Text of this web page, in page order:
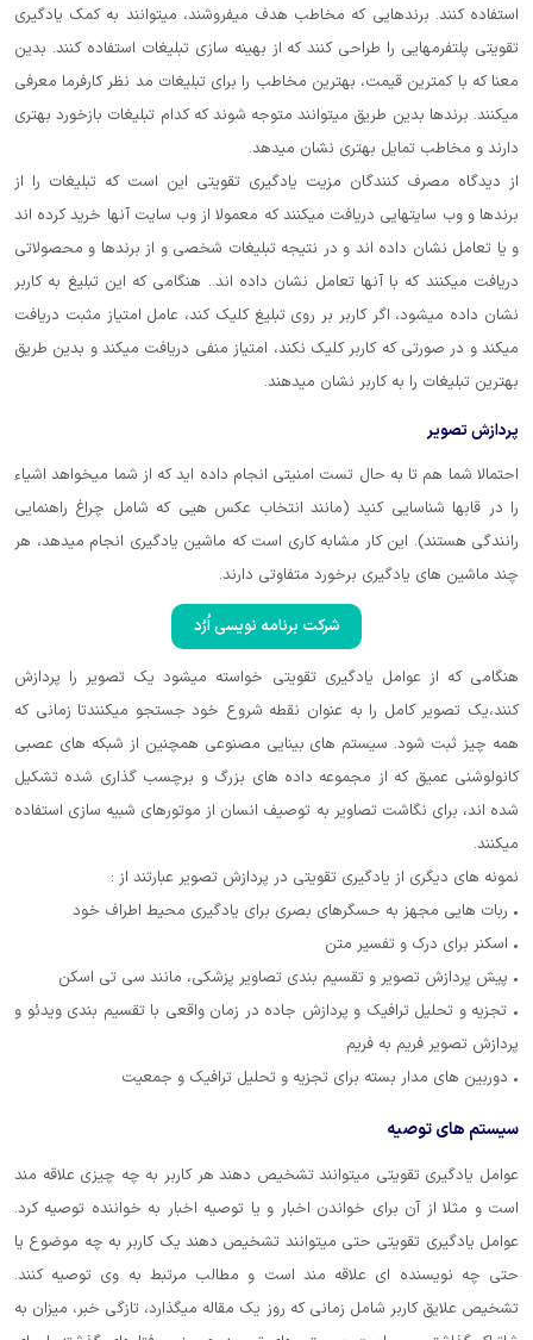
استفاده کنند. برندهایی که مخاطب هدف میفروشند، میتوانند به کمک یادگیری
تقویتی پلتفرمهایی را طراحی کنند که از بهینه سازی تبلیغات استفاده کنند. بدین
معنا که با کمترین قیمت، بهترین مخاطب را برای تبلیغات مد نظر کارفرما معرفی
میکنند. برندها بدین طریق میتوانند متوجه شوند که کدام تبلیغات بازخورد بهتری
دارند و مخاطب تمایل بهتری نشان میدهد.
از دیدگاه مصرف کنندگان مزیت یادگیری تقویتی این است که تبلیغات را از
برندها و وب سایتهایی دریافت میکنند که معمولا از وب سایت آنها خرید کرده اند
و یا تعامل نشان داده اند و در نتیجه تبلیغات شخصی و از برندها و محصولاتی
دریافت میکنند که با آنها تعامل نشان داده اند.. هنگامی که این تبلیغ به کاربر
نشان داده میشود، اگر کاربر بر روی تبلیغ کلیک کند، عامل امتیاز مثبت دریافت
میکند و در صورتی که کاربر کلیک نکند، امتیاز منفی دریافت میکند و بدین طریق
بهترین تبلیغات را به کاربر نشان میدهند.
پردازش تصویر
احتمالا شما هم تا به حال تست امنیتی انجام داده اید که از شما میخواهد اشیاء
را در قابها شناسایی کنید (مانند انتخاب عکس هیی که شامل چراغ راهنمایی
رانندگی هستند). این کار مشابه کاری است که ماشین یادگیری انجام میدهد، هر
چند ماشین های یادگیری برخورد متفاوتی دارند.
شرکت برنامه نویسی اُرُد
هنگامی که از عوامل یادگیری تقویتی خواسته میشود یک تصویر را پردازش
کنند،یک تصویر کامل را به عنوان نقطه شروع خود جستجو میکنندتا زمانی که
همه چیز ثبت شود. سیستم های بینایی مصنوعی همچنین از شبکه های عصبی
کانولوشنی عمیق که از مجموعه داده های بزرگ و برچسب گذاری شده تشکیل
شده اند، برای نگاشت تصاویر به توصیف انسان از موتورهای شبیه سازی استفاده
میکنند.
نمونه های دیگری از یادگیری تقویتی در پردازش تصویر عبارتند از :
• ربات هایی مجهز به حسگرهای بصری برای یادگیری محیط اطراف خود
• اسکنر برای درک و تفسیر متن
• پیش پردازش تصویر و تقسیم بندی تصاویر پزشکی، مانند سی تی اسکن
• تجزیه و تحلیل ترافیک و پردازش جاده در زمان واقعی با تقسیم بندی ویدئو و
پردازش تصویر فریم به فریم
• دوربین های مدار بسته برای تجزیه و تحلیل ترافیک و جمعیت
سیستم های توصیه
عوامل یادگیری تقویتی میتوانند تشخیص دهند هر کاربر به چه چیزی علاقه مند
است و مثلا از آن برای خواندن اخبار و یا توصیه اخبار به خواننده توصیه کرد.
عوامل یادگیری تقویتی حتی میتوانند تشخیص دهند یک کاربر به چه موضوع یا
حتی چه نویسنده ای علاقه مند است و مطالب مرتبط به وی توصیه کنند.
تشخیص علایق کاربر شامل زمانی که روز یک مقاله میگذارد، تازگی خبر، میزان به